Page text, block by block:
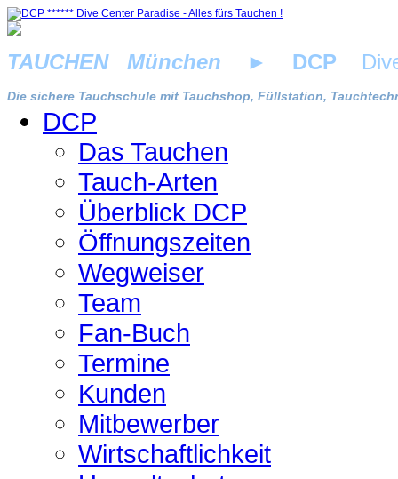
TAUCHEN München ► DCP
Die sichere Tauchschule mit Tauchshop, Füllstation,
DCP
Das Tauchen
Tauch-Arten
Überblick DCP
Öffnungszeiten
Wegweiser
Team
Fan-Buch
Termine
Kunden
Mitbewerber
Wirtschaftlichkeit